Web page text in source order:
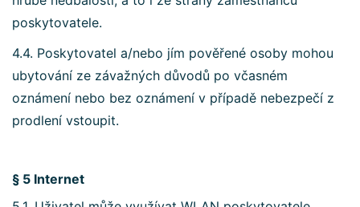
poskytovatele.
4.4. Poskytovatel a/nebo jím pověřené osoby mohou
ubytování ze závažných důvodů po včasném
oznámení nebo bez oznámení v případě nebezpečí z
prodlení vstoupit.
§ 5 Internet